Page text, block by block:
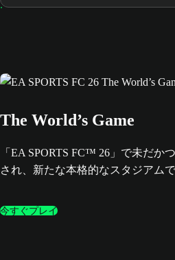
The World’s Game
「EA SPORTS FC™ 26」で未だ
され、新たな本格的なスタジアム
今すぐプレイ